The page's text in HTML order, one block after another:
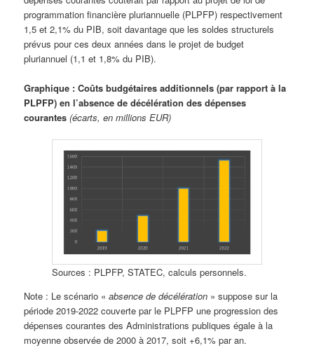
programmation financière pluriannuelle (PLPFP) respectivement
1,5 et 2,1% du PIB, soit davantage que les soldes structurels
prévus pour ces deux années dans le projet de budget
pluriannuel (1,1 et 1,8% du PIB).
Graphique : Coûts budgétaires additionnels (par rapport à la
PLPFP) en l’absence de décélération des dépenses
courantes(écarts, en millions EUR)
Sources : PLPFP, STATEC, calculs personnels.
Note : Le scénario «absence de décélération » suppose sur la
période 2019-2022 couverte par le PLPFP une progression des
dépenses courantes des Administrations publiques égale à la
moyenne observée de 2000 à 2017, soit +6,1% par an.